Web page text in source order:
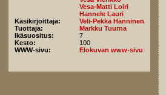
Vesa-Matti Loiri
Hannele Lauri
Käsikirjoittaja:
Veli-Pekka Hänninen
Tuottaja:
Markku Tuurna
Ikäsuositus:
7
Kesto:
100
WWW-sivu:
Elokuvan www-sivu